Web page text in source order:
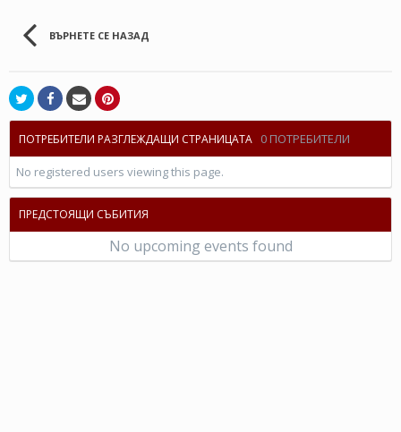
ВЪРНЕТЕ СЕ НАЗАД
ПОТРЕБИТЕЛИ РАЗГЛЕЖДАЩИ СТРАНИЦАТА 0 ПОТРЕБИТЕЛИ
No registered users viewing this page.
ПРЕДСТОЯЩИ СЪБИТИЯ
No upcoming events found